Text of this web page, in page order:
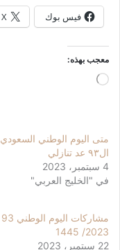
فيس بوك X
معجب بهذه:
جاري
متى اليوم الوطني السعودي
ال٩٣ عد تنازلي
4 سبتمبر، 2023
في "الخليج العربي"
2023/ 1445
22 سبتمبر، 2023